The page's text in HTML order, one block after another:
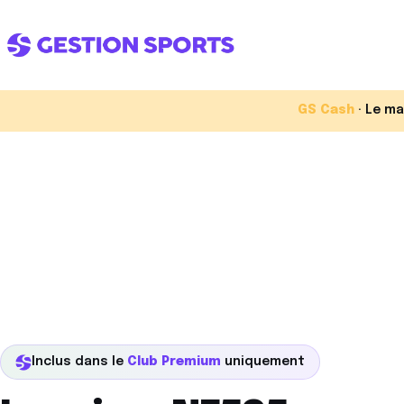
GS Cash· Le
Inclus dans le Club Premium uniquement